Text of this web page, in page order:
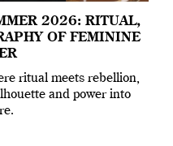
2026: RITUAL,
OF FEMININE
ritual meets rebellion,
and power into